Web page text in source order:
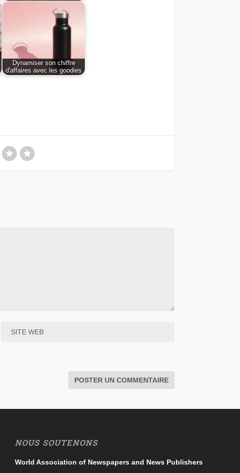
Dynamiser son chiffre
d'affaires avec les goodies
NOUS SOUTENONS
World Association of Newspapers and News Publishers